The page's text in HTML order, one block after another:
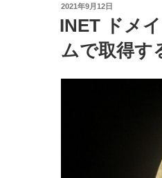
投
日:
2021年9月12日
INET ドメ
ムで取得す